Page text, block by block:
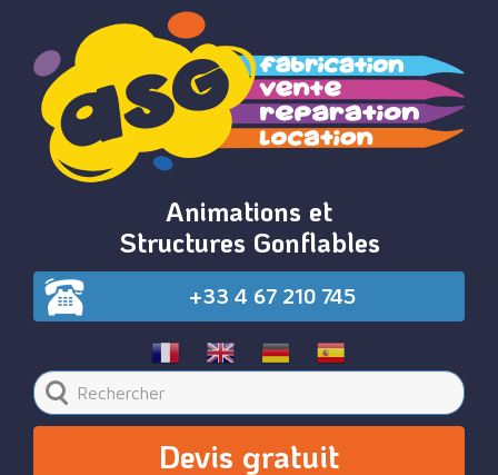
Animations et
Structures Gonflables
+33 4 67 210 745
Devis gratuit